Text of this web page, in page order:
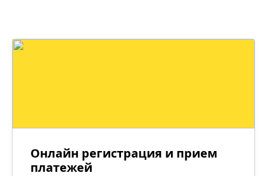
Онлайн регистрация и прием
платежей